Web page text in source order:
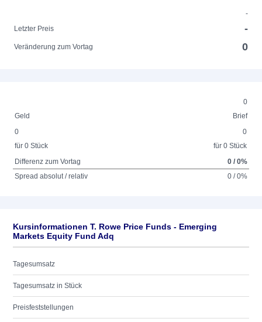
-
Letzter Preis
-
Veränderung zum Vortag 0
0
Geld
Brief
0
für 0 Stück
0
für 0 Stück
Differenz zum Vortag
0 / 0%
Spread absolut / relativ
0 / 0%
Kursinformationen T. Rowe Price Funds - Emerging
Markets Equity Fund Adq
Tagesumsatz
Tagesumsatz in Stück
Preisfeststellungen